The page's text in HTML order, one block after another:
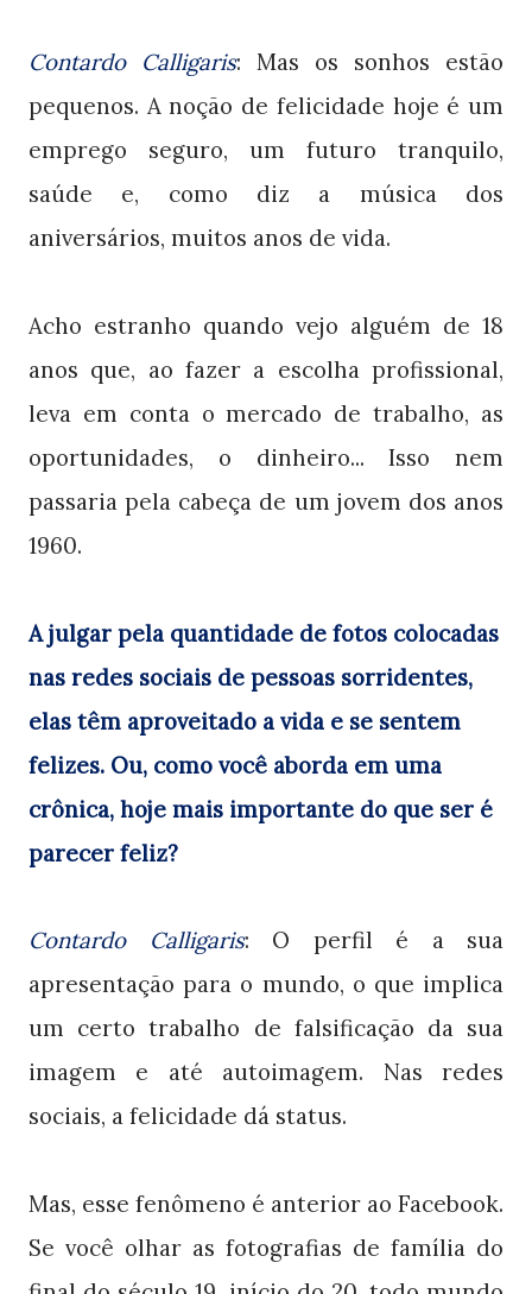
Contardo Calligaris: Mas os sonhos estão
pequenos. A noção de felicidade hoje é um
emprego seguro, um futuro tranquilo,
saúde e, como diz a música dos
aniversários, muitos anos de vida.
Acho estranho quando vejo alguém de 18
anos que, ao fazer a escolha profissional,
leva em conta o mercado de trabalho, as
oportunidades, o dinheiro... Isso nem
passaria pela cabeça de um jovem dos anos
1960.
A julgar pela quantidade de fotos colocadas
nas redes sociais de pessoas sorridentes,
elas têm aproveitado a vida e se sentem
felizes. Ou, como você aborda em uma
crônica, hoje mais importante do que ser é
parecer feliz?
Contardo Calligaris: O perfil é a sua
apresentação para o mundo, o que implica
um certo trabalho de falsificação da sua
imagem e até autoimagem. Nas redes
sociais, a felicidade dá status.
Mas, esse fenômeno é anterior ao Facebook.
Se você olhar as fotografias de família do